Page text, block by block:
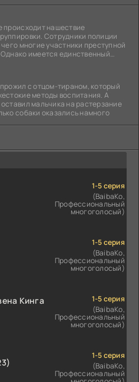
происходит нашествие
Сотрудники полиции
многие участники преступной
имеется единственный
с отцом-тираном, который
методы воспитания. А
мальчика на растерзание
собаки оказались намного
1-5 серия
(BaibaKo,
Профессиональный
многоголосый)
1-5 серия
(BaibaKo,
Профессиональный
многоголосый)
Кинга
1-5 серия
(BaibaKo,
Профессиональный
многоголосый)
1-5 серия
(BaibaKo,
Профессиональный